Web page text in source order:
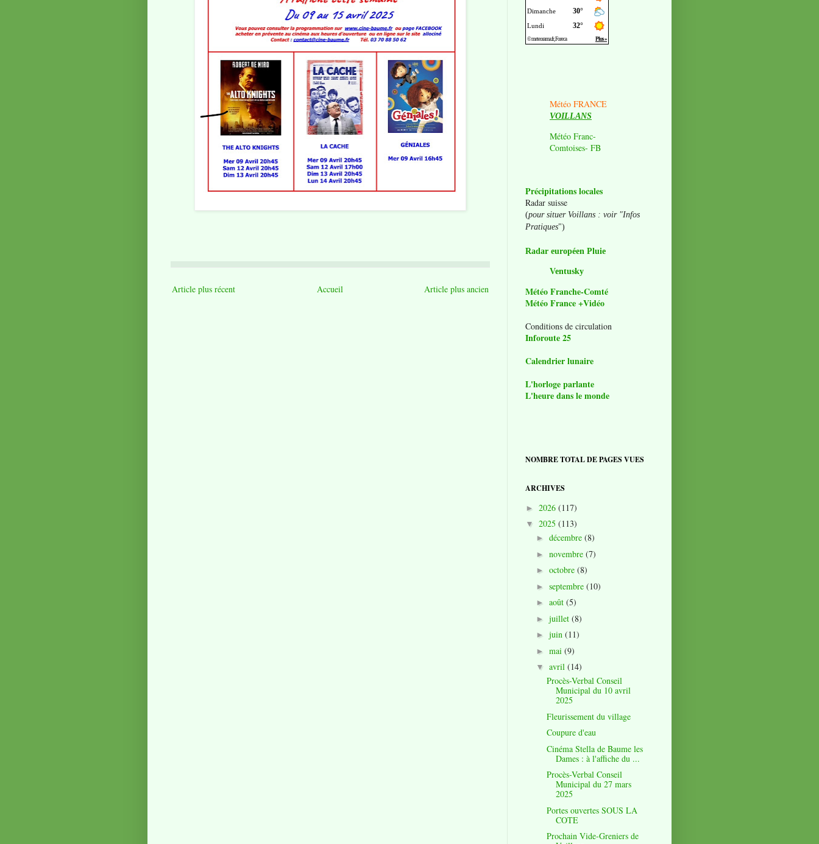
Article plus récent Article plus ancien
Accueil
Météo FRANCE
VOILLANS
Météo Franc-
Comtoises- FB
Précipitations locales
Radar suisse
(pour situer Voillans : voir "Infos
Pratiques")
Radar européen Pluie
Ventusky
Météo Franche-Comté
Météo France +Vidéo
Conditions de circulation
Inforoute 25
Calendrier lunaire
L'horloge parlante
L'heure dans le monde
NOMBRE TOTAL DE PAGES VUES
ARCHIVES
► 2026 (117)
▼ 2025 (113)
► décembre (8)
► novembre (7)
► octobre (8)
► septembre (10)
► août (5)
► juillet (8)
► juin (11)
► mai (9)
▼ avril (14)
Procès-Verbal Conseil
Municipal du 10 avril
2025
Fleurissement du village
Coupure d'eau
Cinéma Stella de Baume les
Dames : à l'affiche du ...
Procès-Verbal Conseil
Municipal du 27 mars
2025
Portes ouvertes SOUS LA
COTE
Prochain Vide-Greniers de